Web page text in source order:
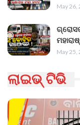
May 26,
May 25,
ଲାଇଭ୍ ଟିଭି